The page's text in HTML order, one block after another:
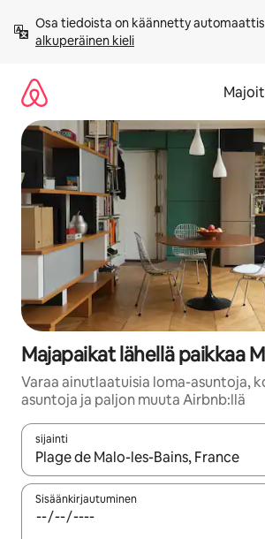
sisältö
väliin
Osa tiedoista on käännetty
alkuperäinen kieli
Majapaikat lähellä paikkaa
Varaa ainutlaatuisia loma-asuntoja,
asuntoja ja paljon muuta Airbnb:llä
sijainti
Kun tulokset ovat saatavilla, navigoi
Sisäänkirjautuminen